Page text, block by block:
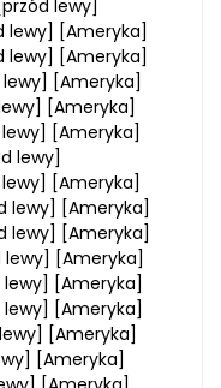
lewy]
lewy] [Ameryka]
lewy] [Ameryka]
lewy] [Ameryka]
lewy] [Ameryka]
lewy] [Ameryka]
lewy]
lewy] [Ameryka]
lewy] [Ameryka]
lewy] [Ameryka]
lewy] [Ameryka]
lewy] [Ameryka]
lewy] [Ameryka]
lewy] [Ameryka]
[Ameryka]